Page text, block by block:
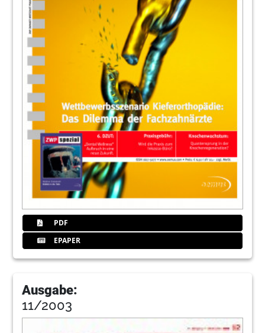
PDF
EPAPER
Ausgabe:
11/2003